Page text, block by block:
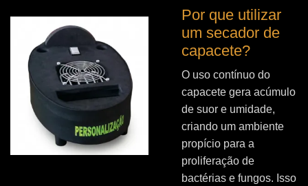
Por que utilizar
um secador de
capacete?
O uso contínuo do
capacete gera acúmulo
de suor e umidade,
criando um ambiente
propício para a
proliferação de
bactérias e fungos. Isso